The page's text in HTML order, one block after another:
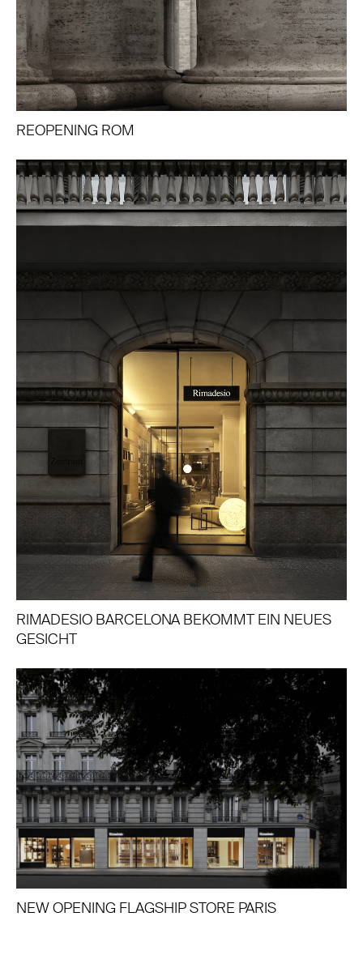
REOPENING ROM
RIMADESIO BARCELONA BEKOMMT EIN NEUES
GESICHT
NEW OPENING FLAGSHIP STORE PARIS